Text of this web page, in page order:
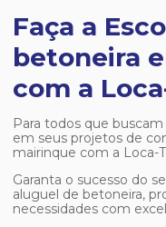
Faça a
betoneira
com a
Para todos que
em seus projetos de
mairinque com a Loca-
Garanta o sucesso do
aluguel de betoneira,
necessidades com